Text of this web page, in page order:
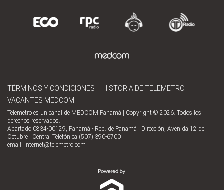
TÉRMINOS Y CONDICIONES
HISTORIA DE TELEMETRO
VACANTES MEDCOM
Telemetro es un canal de MEDCOM Panamá | Copyright © 2026. Todos los
derechos reservados.
Apartado 0834-00129, Panamá - Rep. de Panamá | Dirección, Avenida 12 de
Octubre | Central Telefónica (507) 390-6700
email: internet@telemetro.com